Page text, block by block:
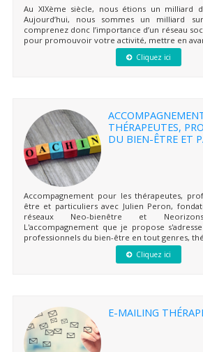
Au XIXème siècle, nous étions un milliard
Aujourd’hui, nous sommes un milliard
comprenez donc l’importance d’un réseau
pour promouvoir votre activité, mettre en
Cliquez ici
THÉRAPEUTES,
DU BIEN-ÊTRE ET
Accompagnement pour les thérapeutes,
être et particuliers avec Julien Peron,
réseaux Neo-bienêtre et
L'accompagnement que je propose
professionnels du bien-être en tout genres,
Cliquez ici
E-MAILING